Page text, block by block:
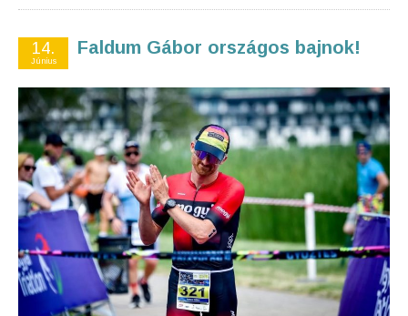
14.
Június
Faldum Gábor országos bajnok!